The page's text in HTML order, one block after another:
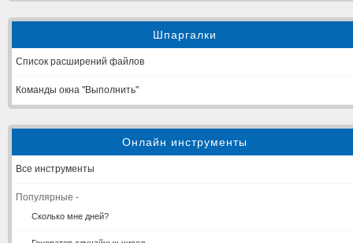
Шпаргалки
Список расширений файлов
Команды окна "Выполнить"
Онлайн инструменты
Все инструменты
Популярные -
Сколько мне дней?